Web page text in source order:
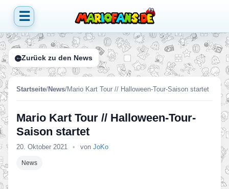
☰
Zurück zu den News
Startseite/News/Mario Kart Tour // Halloween-Tour-Saison startet
Mario Kart Tour // Halloween-Tour-
Saison startet
20. Oktober 2021 • von JoKo
News